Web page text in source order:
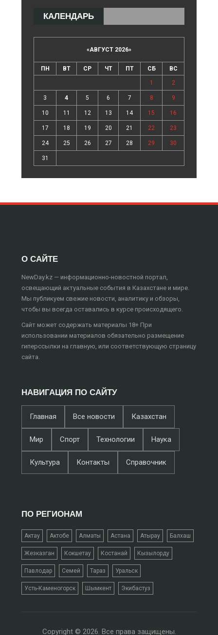
КАЛЕНДАРЬ
«АВГУСТ 2026»
ПН ВТ СР ЧТ ПТ СБ ВС
1 2
3 4 5 6 7 8 9
10 11 12 13 14 15 16
17 18 19 20 21 22 23
24 25 26 27 28 29 30
31
О САЙТЕ
NewDay.kz — информационно-новостной портал,
освещающий актуальные события в Казахстане и мире.
Мы публикуем свежие новости, аналитику и обзоры,
чтобы вы всегда оставались в курсе происходящего.
Сайт может содержать материалы 18+ При
использовании материалов обязательно размещение
гиперссылки на главную, или соответствующую страницу
сайта.
НАВИГАЦИЯ ПО САЙТУ
Главная Все новости Казахстан
Мир Спорт Технологии Наука
Культура Контакты Справочник
ПО РЕГИОНАМ
Актау Актобе Алматы Астана Атырау Балхаш
Жезказган Кокшетау Костанай Кызылорду
Павлодар Семей Тараз Уральск
Усть-Каменогорск Шымкент Экибастуз
Copyright © 2026. Все права защищены.